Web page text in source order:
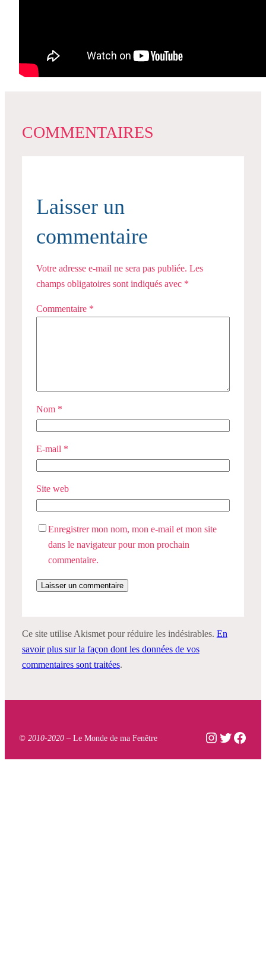
COMMENTAIRES
Laisser un
commentaire
Votre adresse e-mail ne sera pas publiée. Les
champs obligatoires sont indiqués avec *
Commentaire *
Nom *
E-mail *
Site web
Enregistrer mon nom, mon e-mail et mon site
dans le navigateur pour mon prochain
commentaire.
Ce site utilise Akismet pour réduire les indésirables. En
savoir plus sur la façon dont les données de vos
commentaires sont traitées.
© 2010-2020 – Le Monde de ma Fenêtre Instagram
Twitter